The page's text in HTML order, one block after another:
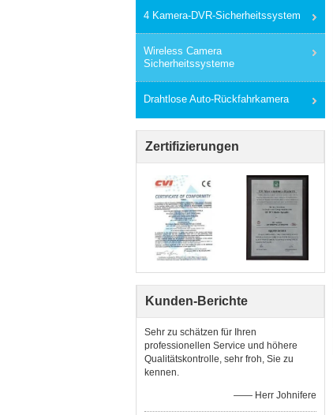
4 Kamera-DVR-Sicherheitssystem
Wireless Camera
Sicherheitssysteme
Drahtlose Auto-Rückfahrkamera
Zertifizierungen
Kunden-Berichte
Sehr zu schätzen für Ihren
professionellen Service und höhere
Qualitätskontrolle, sehr froh, Sie zu
kennen.
—— Herr Johnifere